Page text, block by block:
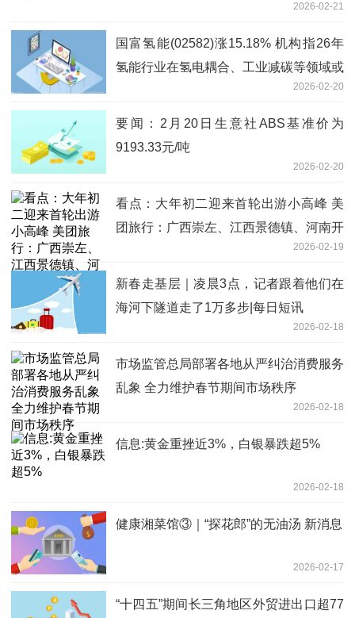
2026-02-21
国富氢能(02582)涨15.18% 机构指26年
氢能行业在氢电耦合、工业减碳等领域或
2026-02-20
要闻：2月20日生意社ABS基准价为
9193.33元/吨
2026-02-20
看点：大年初二迎来首轮出游小高峰 美
团旅行：广西崇左、江西景德镇、河南开
2026-02-19
新春走基层｜凌晨3点，记者跟着他们在
海河下隧道走了1万多步|每日短讯
2026-02-18
市场监管总局部署各地从严纠治消费服务
乱象 全力维护春节期间市场秩序
2026-02-18
信息:黄金重挫近3%，白银暴跌超5%
2026-02-18
健康湘菜馆③｜“探花郎”的无油汤 新消息
2026-02-17
“十四五”期间长三角地区外贸进出口超77